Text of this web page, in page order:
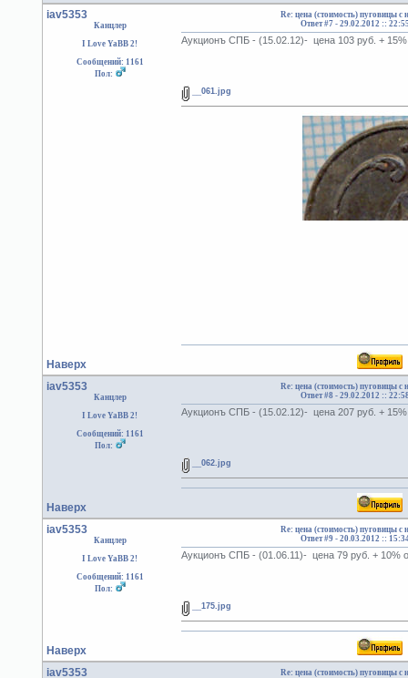
iav5353
Канцлер
I Love YaBB 2!
Сообщений: 1161
Пол:
Re: цена (стоимость) пуговицы с
Ответ #7 -29.02.2012 ::
Аукционъ СПБ - (15.02.12)- цена 103 руб. +
Наверх
__061.jpg
iav5353
Канцлер
I Love YaBB 2!
Сообщений: 1161
Пол:
Re: цена (стоимость) пуговицы с
Ответ #8 -29.02.2012 ::
Аукционъ СПБ - (15.02.12)- цена 207 руб. +
Наверх
__062.jpg
iav5353
Канцлер
I Love YaBB 2!
Сообщений: 1161
Пол:
Re: цена (стоимость) пуговицы с
Ответ #9 -20.03.2012 ::
Аукционъ СПБ - (01.06.11)- цена 79 руб. + 10%
Наверх
__175.jpg
iav5353
Re: цена (стоимость) пуговицы с